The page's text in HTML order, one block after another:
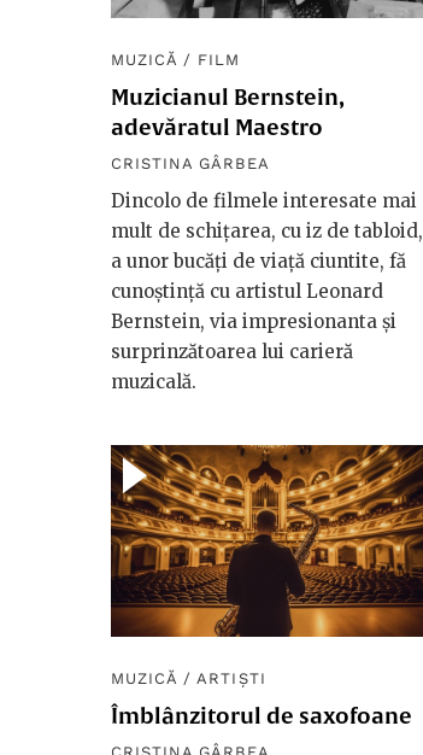
MUZICĂ / FILM
Muzicianul Bernstein,
adevăratul Maestro
CRISTINA GÂRBEA
Dincolo de filmele interesate mai
mult de schițarea, cu iz de tabloid,
a unor bucăți de viață ciuntite, fă
cunoștință cu artistul Leonard
Bernstein, via impresionanta și
surprinzătoarea lui carieră
muzicală.
MUZICĂ /ARTIȘTI
Îmblânzitorul de saxofoane